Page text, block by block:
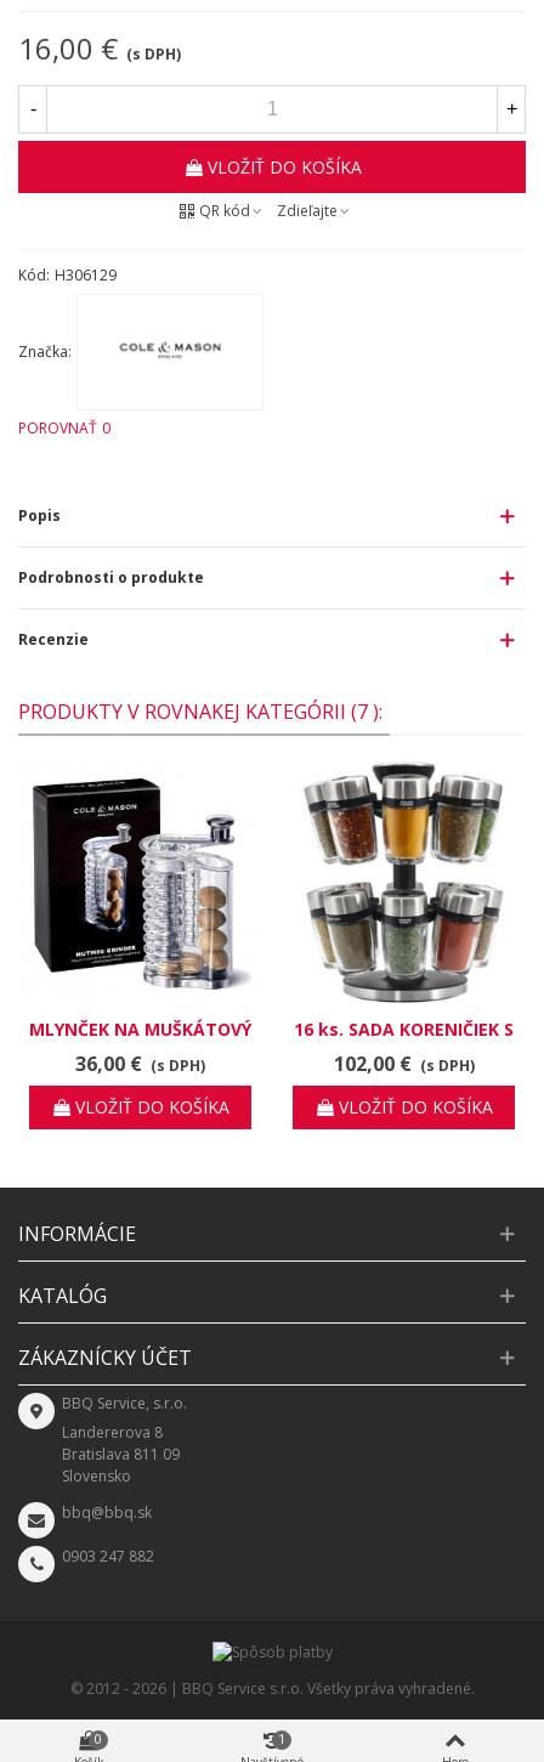
16,00 € (s DPH)
- +
VLOŽIŤ DO KOŠÍKA
QR kód Zdieľajte
Kód: H306129
Značka:
POROVNAŤ 0
Popis
Podrobnosti o produkte
Recenzie
PRODUKTY V ROVNAKEJ KATEGÓRII (7 ):
MLYNČEK NA MUŠKÁTOVÝ
ORECH COLE&MASON
36,00 € (s DPH)
VLOŽIŤ DO KOŠÍKA
16 ks. SADA KORENIČIEK S
KORENÍM COLE&MASON
102,00 € (s DPH)
VLOŽIŤ DO KOŠÍKA
INFORMÁCIE
KATALÓG
ZÁKAZNÍCKY ÚČET
BBQ Service, s.r.o.
Landererova 8
Bratislava 811 09
Slovensko
bbq@bbq.sk
0903 247 882
© 2012 -2026 | BBQ Service s.r.o. Všetky práva vyhradené.
0 1